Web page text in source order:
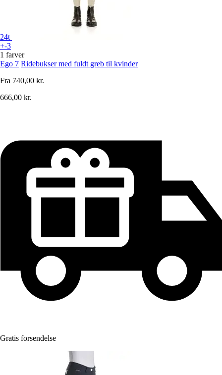
24t
+-3
1 farver
Ego 7 Ridebukser med fuldt greb til kvinder
Fra 740,00 kr.
666,00 kr.
Gratis forsendelse